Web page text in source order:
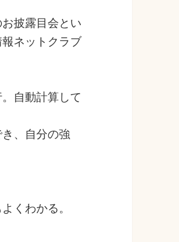
披露目会とい
ネットクラブ
自動計算して
、自分の強
くわかる。